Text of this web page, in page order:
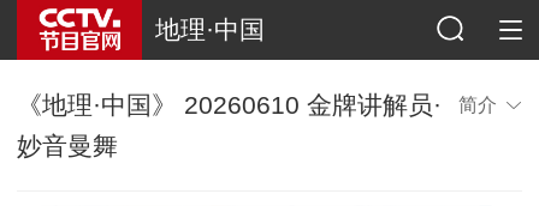
地理·中国
《地理·中国》 20260610 金牌讲解员·
妙音曼舞
简介